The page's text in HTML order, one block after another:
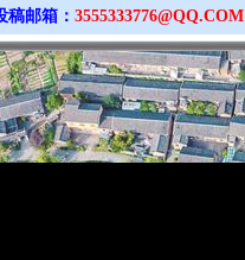
稿邮箱： 3555333776@QQ.COM